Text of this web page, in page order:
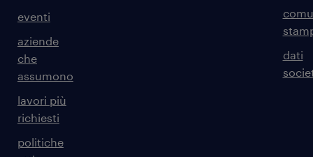
eventi
aziende
che
assumono
lavori più
richiesti
politiche
dati